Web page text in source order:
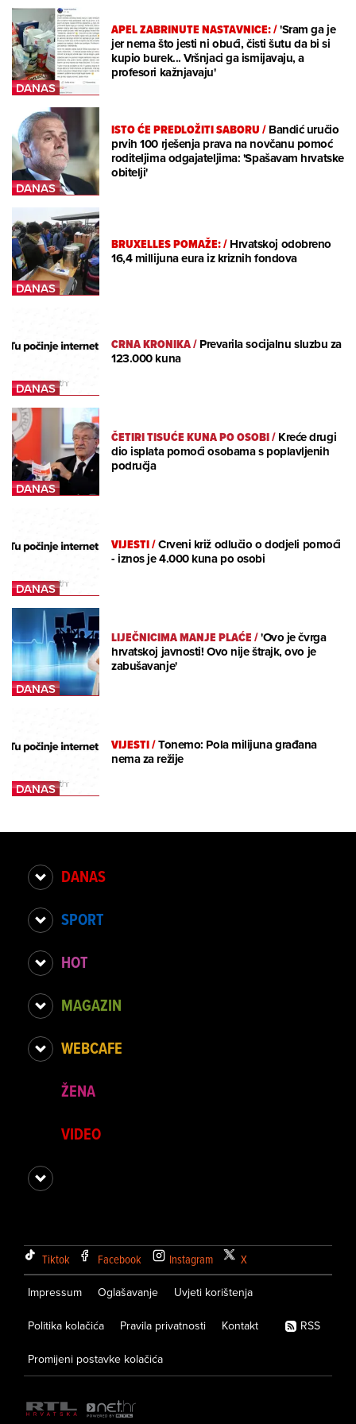
APEL ZABRINUTE NASTAVNICE:/'Sram ga je
jer nema što jesti ni obući, čisti šutu da bi si
kupio burek... Vršnjaci ga ismijavaju, a
profesori kažnjavaju'
ISTO ĆE PREDLOŽITI SABORU/Bandić uručio
prvih 100 rješenja prava na novčanu pomoć
roditeljima odgajateljima: 'Spašavam hrvatske
obitelji'
BRUXELLES POMAŽE:/Hrvatskoj odobreno
16,4 millijuna eura iz kriznih fondova
CRNA KRONIKA/Prevarila socijalnu sluzbu za
123.000 kuna
ČETIRI TISUĆE KUNA PO OSOBI/Kreće drugi
dio isplata pomoći osobama s poplavljenih
područja
VIJESTI/Crveni križ odlučio o dodjeli pomoći
- iznos je 4.000 kuna po osobi
LIJEČNICIMA MANJE PLAĆE/'Ovo je čvrga
hrvatskoj javnosti! Ovo nije štrajk, ovo je
zabušavanje'
VIJESTI/Tonemo: Pola milijuna građana
nema za režije
DANAS
SPORT
HOT
MAGAZIN
WEBCAFE
ŽENA
VIDEO
Tiktok Facebook Instagram X
Impressum Oglašavanje Uvjeti korištenja
Politika kolačića Pravila privatnosti Kontakt
Promijeni postavke kolačića
RSS